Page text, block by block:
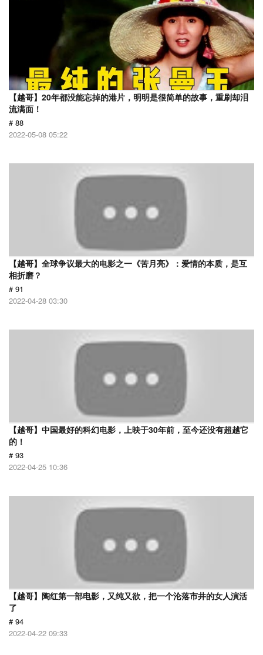
【越哥】20年都没能忘掉的港片，明明是很简单的故事，重刷却泪
流满面！
# 88
2022-05-08 05:22
【越哥】全球争议最大的电影之一《苦月亮》：爱情的本质，是互
相折磨？
# 91
2022-04-28 03:30
【越哥】中国最好的科幻电影，上映于30年前，至今还没有超越它
的！
# 93
2022-04-25 10:36
【越哥】陶红第一部电影，又纯又欲，把一个沦落市井的女人演活
了
# 94
2022-04-22 09:33